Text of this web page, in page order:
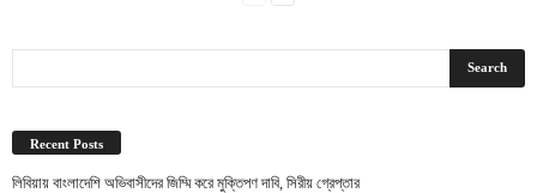
Recent Posts
লিবিয়ায় বাংলাদেশি অভিবাসীদের জিম্মি করে মুক্তিপণ দাবি, সিরীয় গ্রেপ্তার